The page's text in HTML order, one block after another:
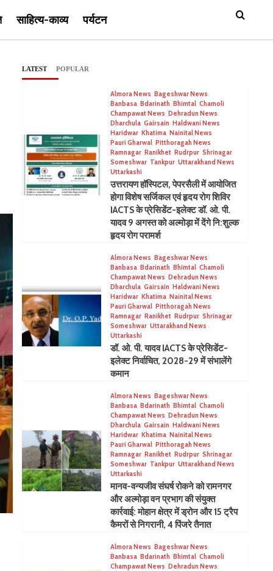
साहित्य-काव्य पर्यटन
LATEST POPULAR
Almora News Bageshwar News
Banbasa Bdarinath Bhimtal Chamoli
Champawat News Dehradun News
Dharchula Gairsain Haldwani News
Haridwar Khatima Nainital News
Pauri Gharwal Pitthoragah News
Ramnagar Ranikhet Rudrpur Shrinagar
Someshwar Tankpur Uttarakhand News
Uttarkashi
उत्तरायण हॉस्पिटल, पेपरसैली में आयोजित
होगा विशेष सर्जिकल एवं हृदय रोग शिविर
IACTS के प्रेसिडेंट-इलेक्ट डॉ. ओ. पी.
यादव 9 अगस्त को अल्मोड़ा में देंगे नि:शुल्क
हृदय रोग परामर्श
Almora News Bageshwar News
Banbasa Bdarinath Bhimtal Chamoli
Champawat News Dehradun News
Dharchula Gairsain Haldwani News
Haridwar Khatima Nainital News
Pauri Gharwal Pitthoragah News
Ramnagar Ranikhet Rudrpur Shrinagar
Someshwar Uttarakhand News
Uttarkashi
डॉ. ओ. पी. यादव IACTS के प्रेसिडेंट-
इलेक्ट निर्वाचित, 2028-29 में संभालेंगे
कमान
Almora News Bageshwar News
Banbasa Bdarinath Bhimtal Chamoli
Champawat News Dehradun News
Dharchula Gairsain Haldwani News
Haridwar Khatima Nainital News
Pauri Gharwal Pitthoragah News
Ramnagar Ranikhet Rudrpur Shrinagar
Someshwar Tankpur Uttarakhand News
Uttarkashi
मानव-वन्यजीव संघर्ष रोकने को रामनगर
और अल्मोड़ा वन प्रभाग की संयुक्त
कार्रवाई: मोहान क्षेत्र में ड्रोन और 15 ट्रैप
कैमरों से निगरानी, 4 पिंजरे तैनात
Almora News Bageshwar News
Banbasa Bdarinath Bhimtal Chamoli
Champawat News Dehradun News